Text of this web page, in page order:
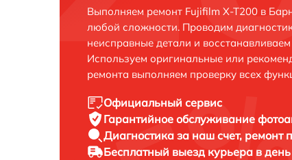
Выполняем ремонт Fujifilm X-T200 в
любой сложности. Проводим
неисправные детали и
Используем оригинальные или
ремонта выполняем проверку всех
Официальный сервис
Гарантийное обслуживание
Диагностика за наш счет, ремонт
Бесплатный выезд курьера в